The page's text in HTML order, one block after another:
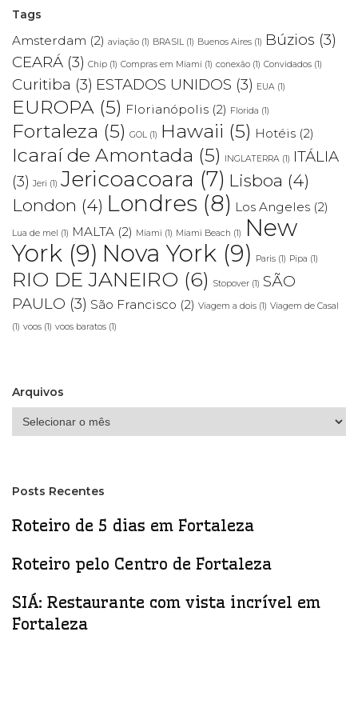
Tags
Amsterdam (2) aviação (1) BRASIL (1) Buenos Aires (1) Búzios (3)
CEARÁ (3) Chip (1) Compras em Miami (1) conexão (1) Convidados (1)
Curitiba (3) ESTADOS UNIDOS (3) EUA (1)
EUROPA (5) Florianópolis (2) Florida (1)
Fortaleza (5) GOL (1) Hawaii (5) Hotéis (2)
Icaraí de Amontada (5) INGLATERRA (1) ITÁLIA
(3) Jeri (1) Jericoacoara (7) Lisboa (4)
London (4) Londres (8) Los Angeles (2)
Lua de mel (1) MALTA (2) Miami (1) Miami Beach (1)
New
York (9) Nova York (9) Paris (1) Pipa (1)
RIO DE JANEIRO (6) Stopover (1) SÃO
PAULO (3) São Francisco (2) Viagem a dois (1) Viagem de Casal
(1) voos (1) voos baratos (1)
Arquivos
Arquivos
Posts Recentes
Roteiro de 5 dias em Fortaleza
Roteiro pelo Centro de Fortaleza
SIÁ: Restaurante com vista incrível em
Fortaleza